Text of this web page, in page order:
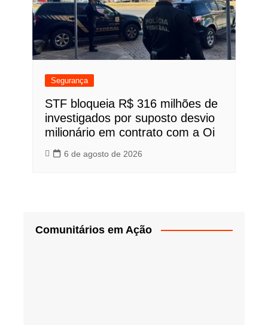
Segurança
STF bloqueia R$ 316 milhões de
investigados por suposto desvio
milionário em contrato com a Oi
6 de agosto de 2026
Comunitários em Ação